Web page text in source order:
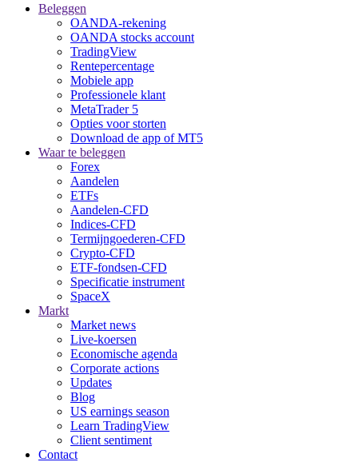
Beleggen
OANDA-rekening
OANDA stocks account
TradingView
Rentepercentage
Mobiele app
Professionele klant
MetaTrader 5
Opties voor storten
Download de app of MT5
Waar te beleggen
Forex
Aandelen
ETFs
Aandelen-CFD
Indices-CFD
Termijngoederen-CFD
Crypto-CFD
ETF-fondsen-CFD
Specificatie instrument
SpaceX
Markt
Market news
Live-koersen
Economische agenda
Corporate actions
Updates
Blog
US earnings season
Learn TradingView
Client sentiment
Contact